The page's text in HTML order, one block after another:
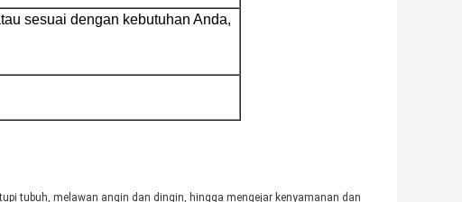
sesuai dengan kebutuhan Anda,
tubuh, melawan angin dan dingin, hingga mengejar kenyamanan dan